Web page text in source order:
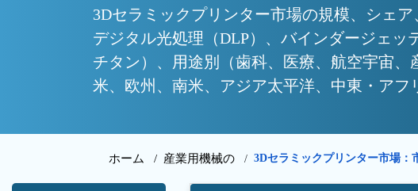
3Dセラミックプリンター市場の規模、シェ
デジタル光処理（DLP）、バインダージェ
チタン）、用途別（歯科、医療、航空宇宙
米、欧州、南米、アジア太平洋、中東・アフ
ホーム / 産業用機械の / 3Dセラミックプリンター市場：